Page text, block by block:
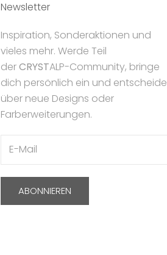
Newsletter
Inspiration, Sonderaktionen und
vieles mehr. Werde Teil
derCRYSTALP-Community, bringe
dich persönlich ein und entscheide
über neue Designs oder
Farberweiterungen.
ABONNIEREN